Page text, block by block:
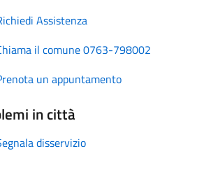
Assistenza
il comune 0763-798002
un appuntamento
in città
disservizio